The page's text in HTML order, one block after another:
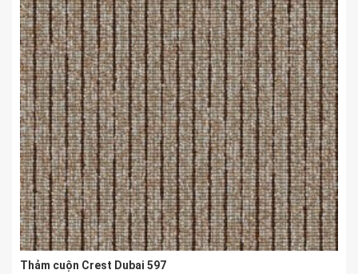
Thảm cuộn Crest Dubai 597